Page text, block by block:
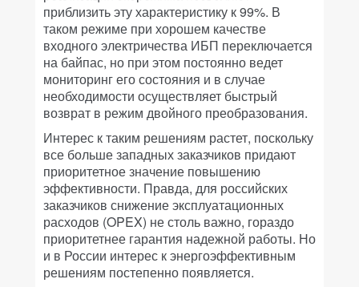
приблизить эту характеристику к 99%. В
таком режиме при хорошем качестве
входного электричества ИБП переключается
на байпас, но при этом постоянно ведет
мониторинг его состояния и в случае
необходимости осуществляет быстрый
возврат в режим двойного преобразования.
Интерес к таким решениям растет, поскольку
все больше западных заказчиков придают
приоритетное значение повышению
эффективности. Правда, для российских
заказчиков снижение эксплуатационных
расходов (OPEX) не столь важно, гораздо
приоритетнее гарантия надежной работы. Но
и в России интерес к энергоэффективным
решениям постепенно появляется.